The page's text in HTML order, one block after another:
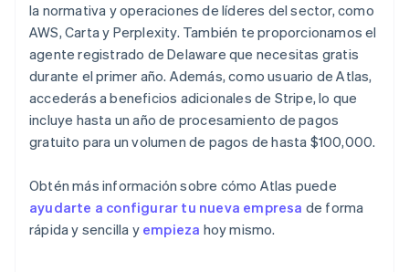
la normativa y operaciones de líderes del sector, como
AWS, Carta y Perplexity. También te proporcionamos el
agente registrado de Delaware que necesitas gratis
durante el primer año. Además, como usuario de Atlas,
accederás a beneficios adicionales de Stripe, lo que
incluye hasta un año de procesamiento de pagos
gratuito para un volumen de pagos de hasta $100,000.
Obtén más información sobre cómo Atlas puede
ayudarte a configurar tu nueva empresa de forma
rápida y sencilla y empieza hoy mismo.